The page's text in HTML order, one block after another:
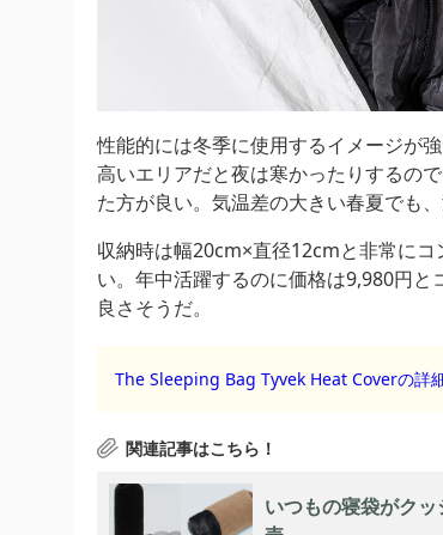
性能的には冬季に使用するイメージが
高いエリアだと夜は寒かったりするの
た方が良い。気温差の大きい春夏でも、
収納時は幅20cm×直径12cmと非常に
い。年中活躍するのに価格は9,980円
良さそうだ。
The Sleeping Bag Tyvek Heat Coverの詳
いつもの寝袋がク